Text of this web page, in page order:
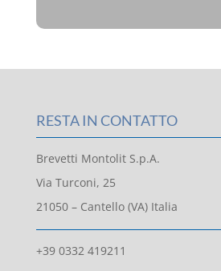
RESTA IN CONTATTO
Brevetti Montolit S.p.A.
Via Turconi, 25
21050 – Cantello (VA) Italia
+39 0332 419211